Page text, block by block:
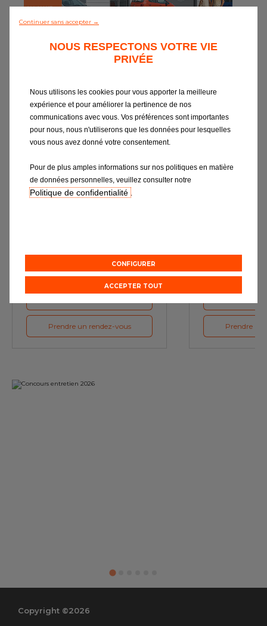
Tout découvrir
Prendre un rendez-vous Prendre un
Copyright ©2026
Continuer sans accepter →
NOUS RESPECTONS VOTRE VIE
PRIVÉE
Nous utilisons les cookies pour vous apporter la meilleure
expérience et pour améliorer la pertinence de nos
communications avec vous. Vos préférences sont importantes
pour nous, nous n'utiliserons que les données pour lesquelles
vous nous avez donné votre consentement.
Pour de plus amples informations sur nos politiques en matière
de données personnelles, veuillez consulter notre
Politique de confidentialité .
CONFIGURER
ACCEPTER TOUT